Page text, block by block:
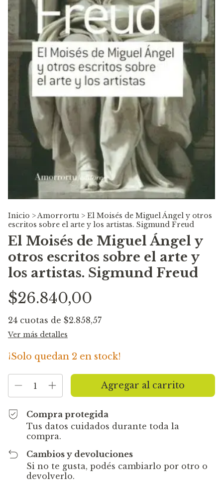
Inicio >Amorrortu > El Moisés de Miguel Ángel y otros
escritos sobre el arte y los artistas. Sigmund Freud
El Moisés de Miguel Ángel y
otros escritos sobre el arte y
los artistas. Sigmund Freud
$26.840,00
24 cuotas de $2.858,57
Ver más detalles
¡Solo quedan 2 en stock!
Compra protegida
Tus datos cuidados durante toda la
compra.
Cambios y devoluciones
Si no te gusta, podés cambiarlo por otro o
devolverlo.